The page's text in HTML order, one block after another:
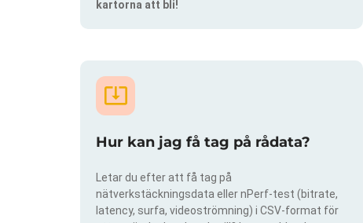
kartorna att bli!
Hur kan jag få tag på rådata?
Letar du efter att få tag på
nätverkstäckningsdata eller nPerf-test (bitrate,
latency, surfa, videoströmning) i CSV-format för